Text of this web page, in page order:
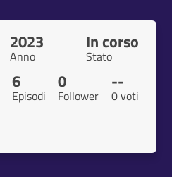
2023
Anno
In corso
Stato
6
Episodi
0
Follower
--
0 voti